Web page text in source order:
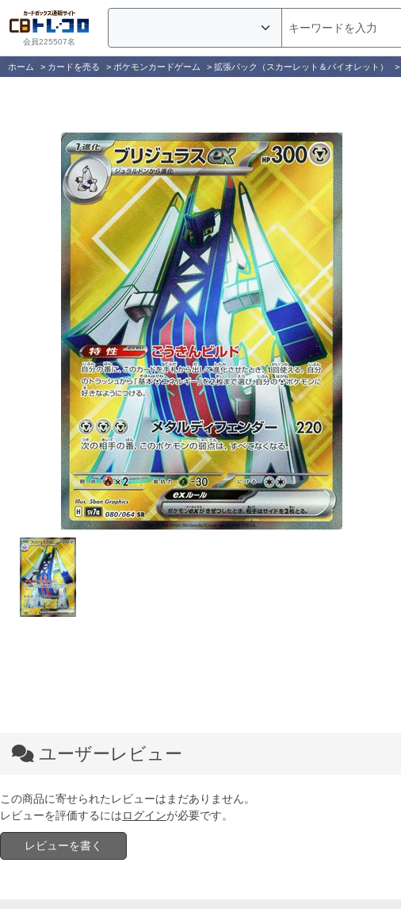
会員225507名
ホーム > カードを売る > ポケモンカードゲーム > 拡張パック（スカーレット＆バイオレット） >
ユーザーレビュー
この商品に寄せられたレビューはまだありません。
レビューを評価するにはログインが必要です。
レビューを書く